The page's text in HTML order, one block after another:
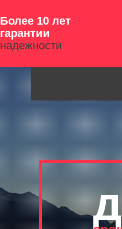
Более 10 лет
гарантии
надежности